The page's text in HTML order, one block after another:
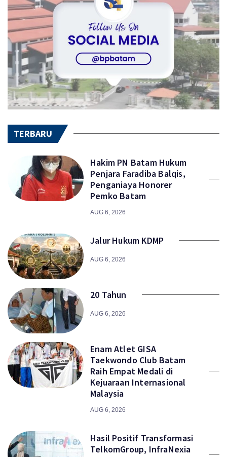
TERBARU
Hakim PN Batam Hukum
Penjara Faradiba Balqis,
Penganiaya Honorer
Pemko Batam
AUG 6, 2026
Jalur Hukum KDMP
AUG 6, 2026
20 Tahun
AUG 6, 2026
Enam Atlet GISA
Taekwondo Club Batam
Raih Empat Medali di
Kejuaraan Internasional
Malaysia
AUG 6, 2026
Hasil Positif Transformasi
TelkomGroup, InfraNexia